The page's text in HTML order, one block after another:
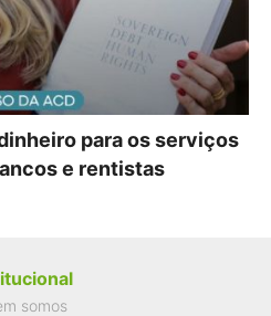
para os serviços
e rentistas
somos